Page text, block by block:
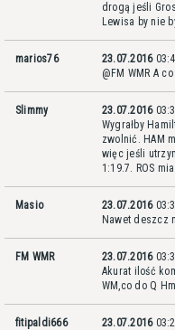
drogą jeśli
Lewisa by nie
marios76 23.07.2016
@FM WMR A
Slimmy 23.07.2016
Wygrałby
zwolnić. HAM
więc jeśli
1:19.7. ROS
Masio 23.07.2016
Nawet deszcz
FM WMR 23.07.2016
Akurat ilość
WM,co do Q
fitipaldi666 23.07.2016